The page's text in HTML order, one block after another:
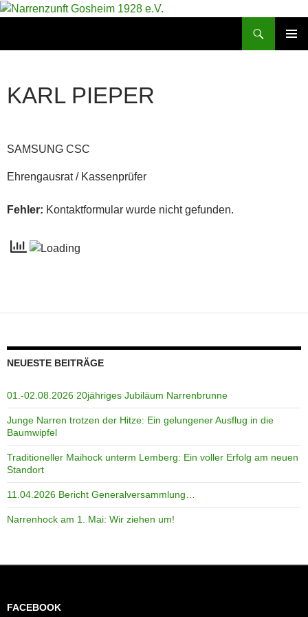
Zum
KARL PIEPER
SAMSUNG CSC
Ehrengausrat / Kassenprüfer
Fehler: Kontaktformular wurde nicht gefunden.
NEUESTE BEITRÄGE
01.-02.08.2026 20jähriges Jubiläum Narrenbrunne
Junge Narren trotzen der Hitze: Ein gelungener Ausflug in die
Baumwipfel
Traditioneller Maihock unterm Lemberg: Ein voller Erfolg am neuen
Standort
11.04.2026 Bericht Generalversammlung…
Narrenhock am 1. Mai: Wir ziehen um!
FACEBOOK